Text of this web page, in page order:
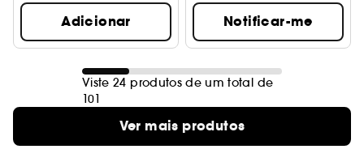
Adicionar Notificar-me
Viste 24 produtos de um total de
101
Ver mais produtos